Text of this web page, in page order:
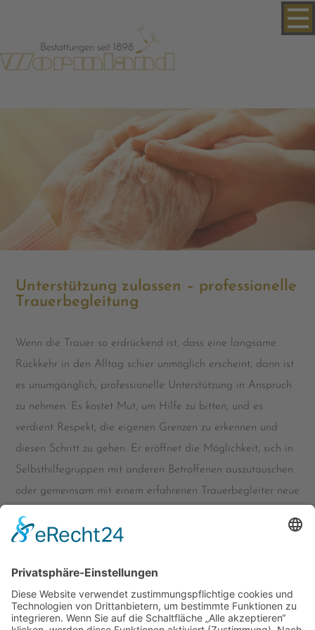
Unterstützung zulassen – professionelle
Trauerbegleitung
Wenn die Trauer so erdrückend ist, dass eine langsame
Rückkehr in den Alltag schier unmöglich erscheint, dann ist
es unumgänglich, professionelle Unterstützung in Anspruch
zu nehmen. Es kostet Mut, um Hilfe zu bitten, und es
verdient Respekt, die eigenen Grenzen zu erkennen und
diesen Schritt zu gehen. Er eröffnet die Möglichkeit, sich in
Selbsthilfegruppen mit anderen Betroffenen auszutauschen
oder gemeinsam mit einem erfahrenen Trauerbegleiter neue
zu finden.
Ansprechpartner wenden:
CAFÉ FÜR TRAUERNDE